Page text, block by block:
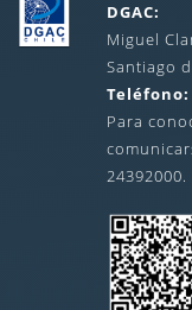
DGAC:
Miguel
Santiago
Teléfono:
Para
24392000.